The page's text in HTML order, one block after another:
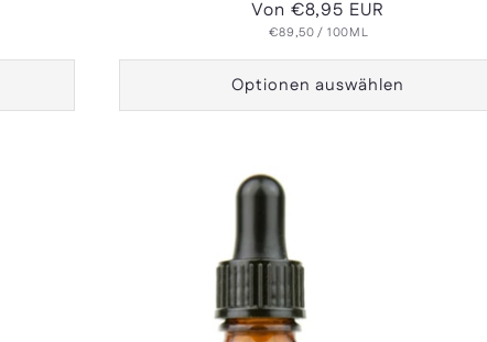
Normaler
Preis
Von €8,95 EUR
GRUNDPREIS
€89,50 / PRO
100ML
Optionen auswählen